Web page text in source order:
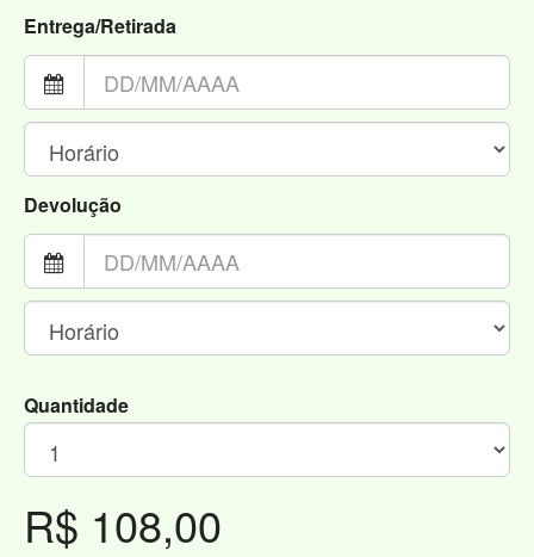
Entrega/Retirada
Devolução
Quantidade
R$ 108,00